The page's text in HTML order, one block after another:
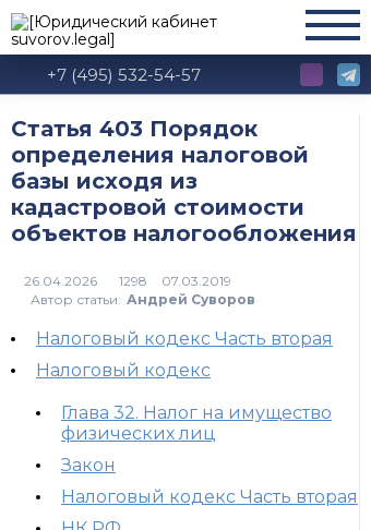
+7 (495) 532-54-57
Статья 403 Порядок
определения налоговой
базы исходя из
кадастровой стоимости
объектов налогообложения
1298
Автор статьи: Андрей Суворов
Налоговый кодекс Часть вторая
Налоговый кодекс
Глава 32. Налог на имущество
физических лиц
Закон
Налоговый кодекс Часть вторая